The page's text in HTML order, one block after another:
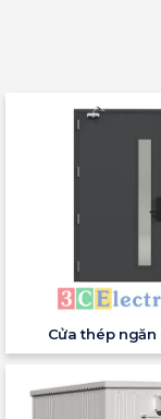
Cửa thép ngăn